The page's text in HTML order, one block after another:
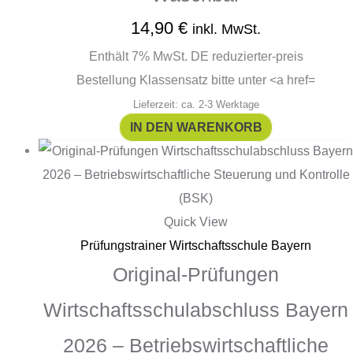
14,90€ inkl. MwSt.
Enthält 7% MwSt. DE reduzierter-preis
Bestellung Klassensatz bitte unter <a href=
Lieferzeit: ca. 2-3 Werktage
IN DEN WARENKORB
Quick View
Prüfungstrainer Wirtschaftsschule Bayern
Original-Prüfungen
Wirtschaftsschulabschluss Bayern
2026 – Betriebswirtschaftliche